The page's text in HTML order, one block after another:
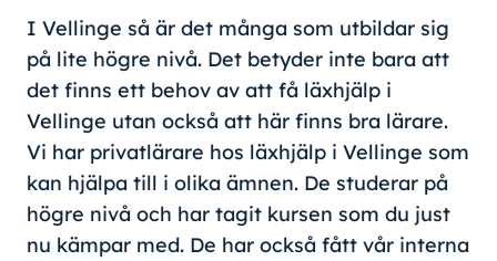
I Vellinge så är det många som utbildar sig
på lite högre nivå. Det betyder inte bara att
det finns ett behov av att få läxhjälp i
Vellinge utan också att här finns bra lärare.
Vi har privatlärare hos läxhjälp i Vellinge som
kan hjälpa till i olika ämnen. De studerar på
högre nivå och har tagit kursen som du just
nu kämpar med. De har också fått vår interna